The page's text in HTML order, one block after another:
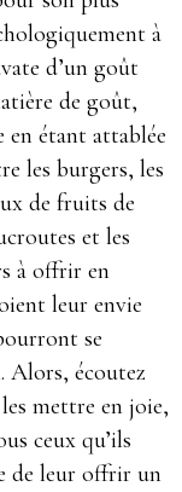
à
d’un goût
de goût,
en étant attablée
les burgers, les
de fruits de
et les
à offrir en
leur envie
se
Alors, écoutez
mettre en joie,
ceux qu’ils
de leur offrir un